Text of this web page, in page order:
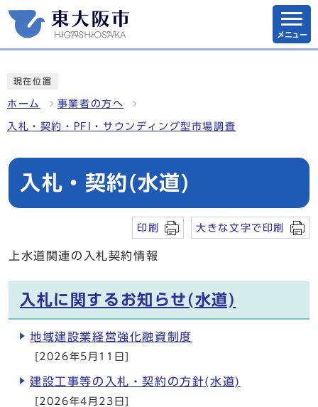
メニュー
現在位置
ホーム 事業者の方へ
入札・契約・PFI・サウンディング型市場調査
入札・契約(水道)
印刷 大きな文字で印刷
上水道関連の入札契約情報
入札に関するお知らせ(水道)
地域建設業経営強化融資制度
[2026年5月11日]
建設工事等の入札・契約の方針(水道)
[2026年4月23日]